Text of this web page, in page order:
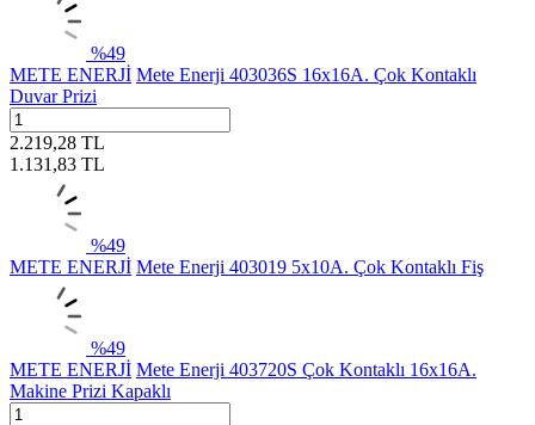
%49
METE ENERJİ Mete Enerji 403036S 16x16A. Çok Kontaklı
Duvar Prizi
2.219,28 TL
1.131,83 TL
%49
METE ENERJİ Mete Enerji 403019 5x10A. Çok Kontaklı Fiş
%49
METE ENERJİ Mete Enerji 403720S Çok Kontaklı 16x16A.
Makine Prizi Kapaklı